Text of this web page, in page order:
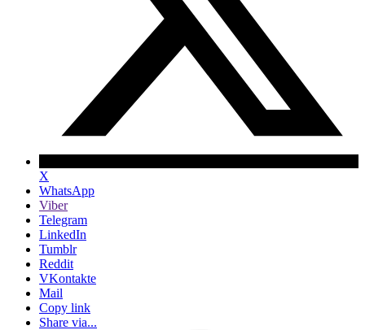
X
WhatsApp
Viber
Telegram
LinkedIn
Tumblr
Reddit
VKontakte
Mail
Copy link
Share via...